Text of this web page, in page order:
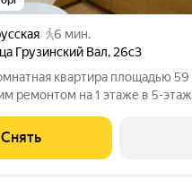
6 мин.
Грузинский Вал, 26с3
квартира площадью 59
ремонтом на 1 этаже в 5-
Коммунальные
Снять